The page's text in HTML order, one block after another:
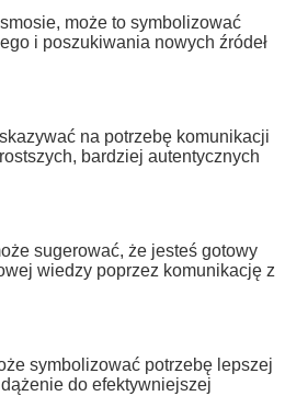
może to symbolizować
i poszukiwania nowych źródeł
na potrzebę komunikacji
bardziej autentycznych
sugerować, że jesteś gotowy
wiedzy poprzez komunikację z
symbolizować potrzebę lepszej
do efektywniejszej